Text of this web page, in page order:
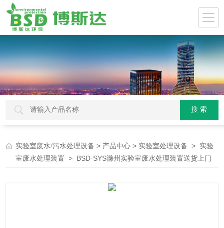
实验室废水/污水处理设备 > 产品中心 > 实验室处理设备 > 实验
室废水处理装置 > BSD-SYS滁州实验室废水处理装置送货上门